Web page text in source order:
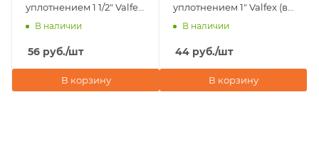
уплотнением 1 1/2" Valfex
(в комплекте шпилька
В наличии
56 руб./шт
В корзину
уплотнением 1" Valfex (в
комплекте шпилька
В наличии
44 руб./шт
В корзину